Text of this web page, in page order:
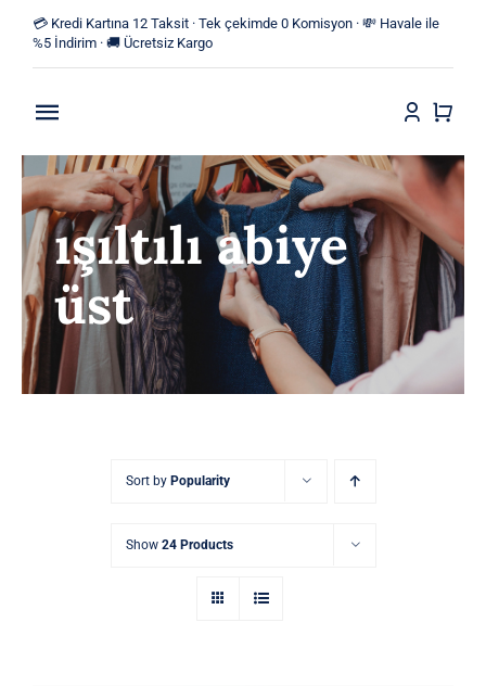
content
💳 Kredi Kartına 12 Taksit · Tek çekimde 0 Komisyon · 💸 Havale ile
%5 İndirim · 🚚 Ücretsiz Kargo
Toggle
Navigation
Anasayfa
Mağaza
Yeni Ürünler
Kategoriler
ışıltılı abiye
üst
Sort by Popularity
Show 24 Products